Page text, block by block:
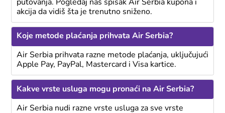
putovanja. Pogledaj naš spisak Air Serbia kupona i
akcija da vidiš šta je trenutno sniženo.
Koje metode plaćanja prihvata Air Serbia?
Air Serbia prihvata razne metode plaćanja, uključujući
Apple Pay, PayPal, Mastercard i Visa kartice.
Kakve vrste usluga mogu pronaći na Air Serbia?
Air Serbia nudi razne vrste usluga za sve vrste